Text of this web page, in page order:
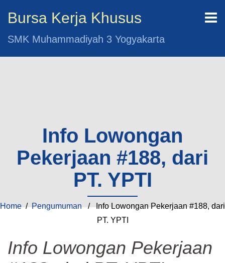
Bursa Kerja Khusus
SMK Muhammadiyah 3 Yogyakarta
Info Lowongan
Pekerjaan #188, dari
PT. YPTI
Home/Pengumuman/ Info Lowongan Pekerjaan #188, dari
PT. YPTI
Info Lowongan Pekerjaan